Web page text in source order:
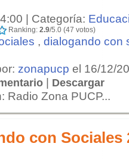
| Categoría:
Ranking: 2.9/5.0 (47 votos)
, dialogando con
zonapucp el 16/12/
| Descargar
Radio Zona PUCP...
con Sociales